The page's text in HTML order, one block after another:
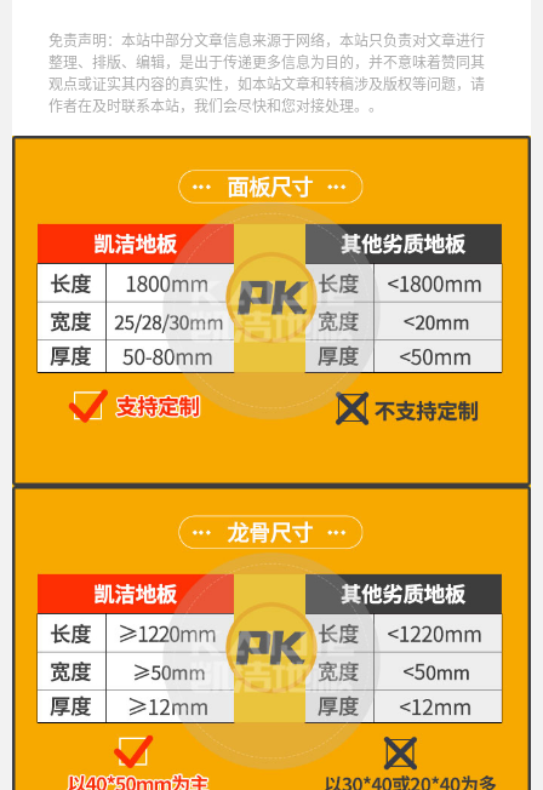
免责声明：本站中部分文章信息来源于网络，本站只负责对文章进行
整理、排版、编辑，是出于传递更多信息为目的，并不意味着赞同其
观点或证实其内容的真实性，如本站文章和转稿涉及版权等问题，请
作者在及时联系本站，我们会尽快和您对接处理。。